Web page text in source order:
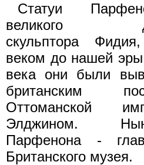
Статуи
великого
скульптора
веком до нашей
века они были
британским
Оттоманской
Элджином.
Парфенона -
Британского музея.